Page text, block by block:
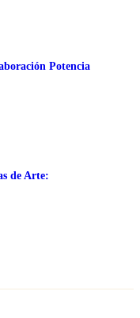
Potencia
de Arte: